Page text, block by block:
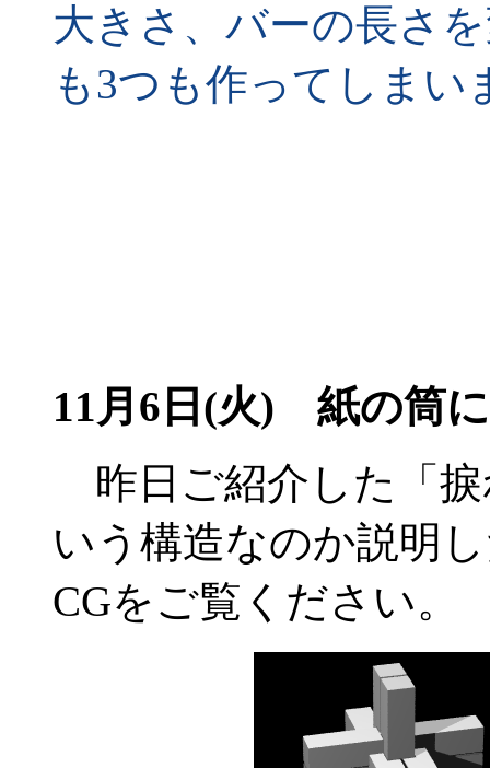
大きさ、バーの長さ
も3つも作ってしまい
11月6日(火) 紙の筒
昨日ご紹介した「
いう構造なのか説明
CGをご覧ください。